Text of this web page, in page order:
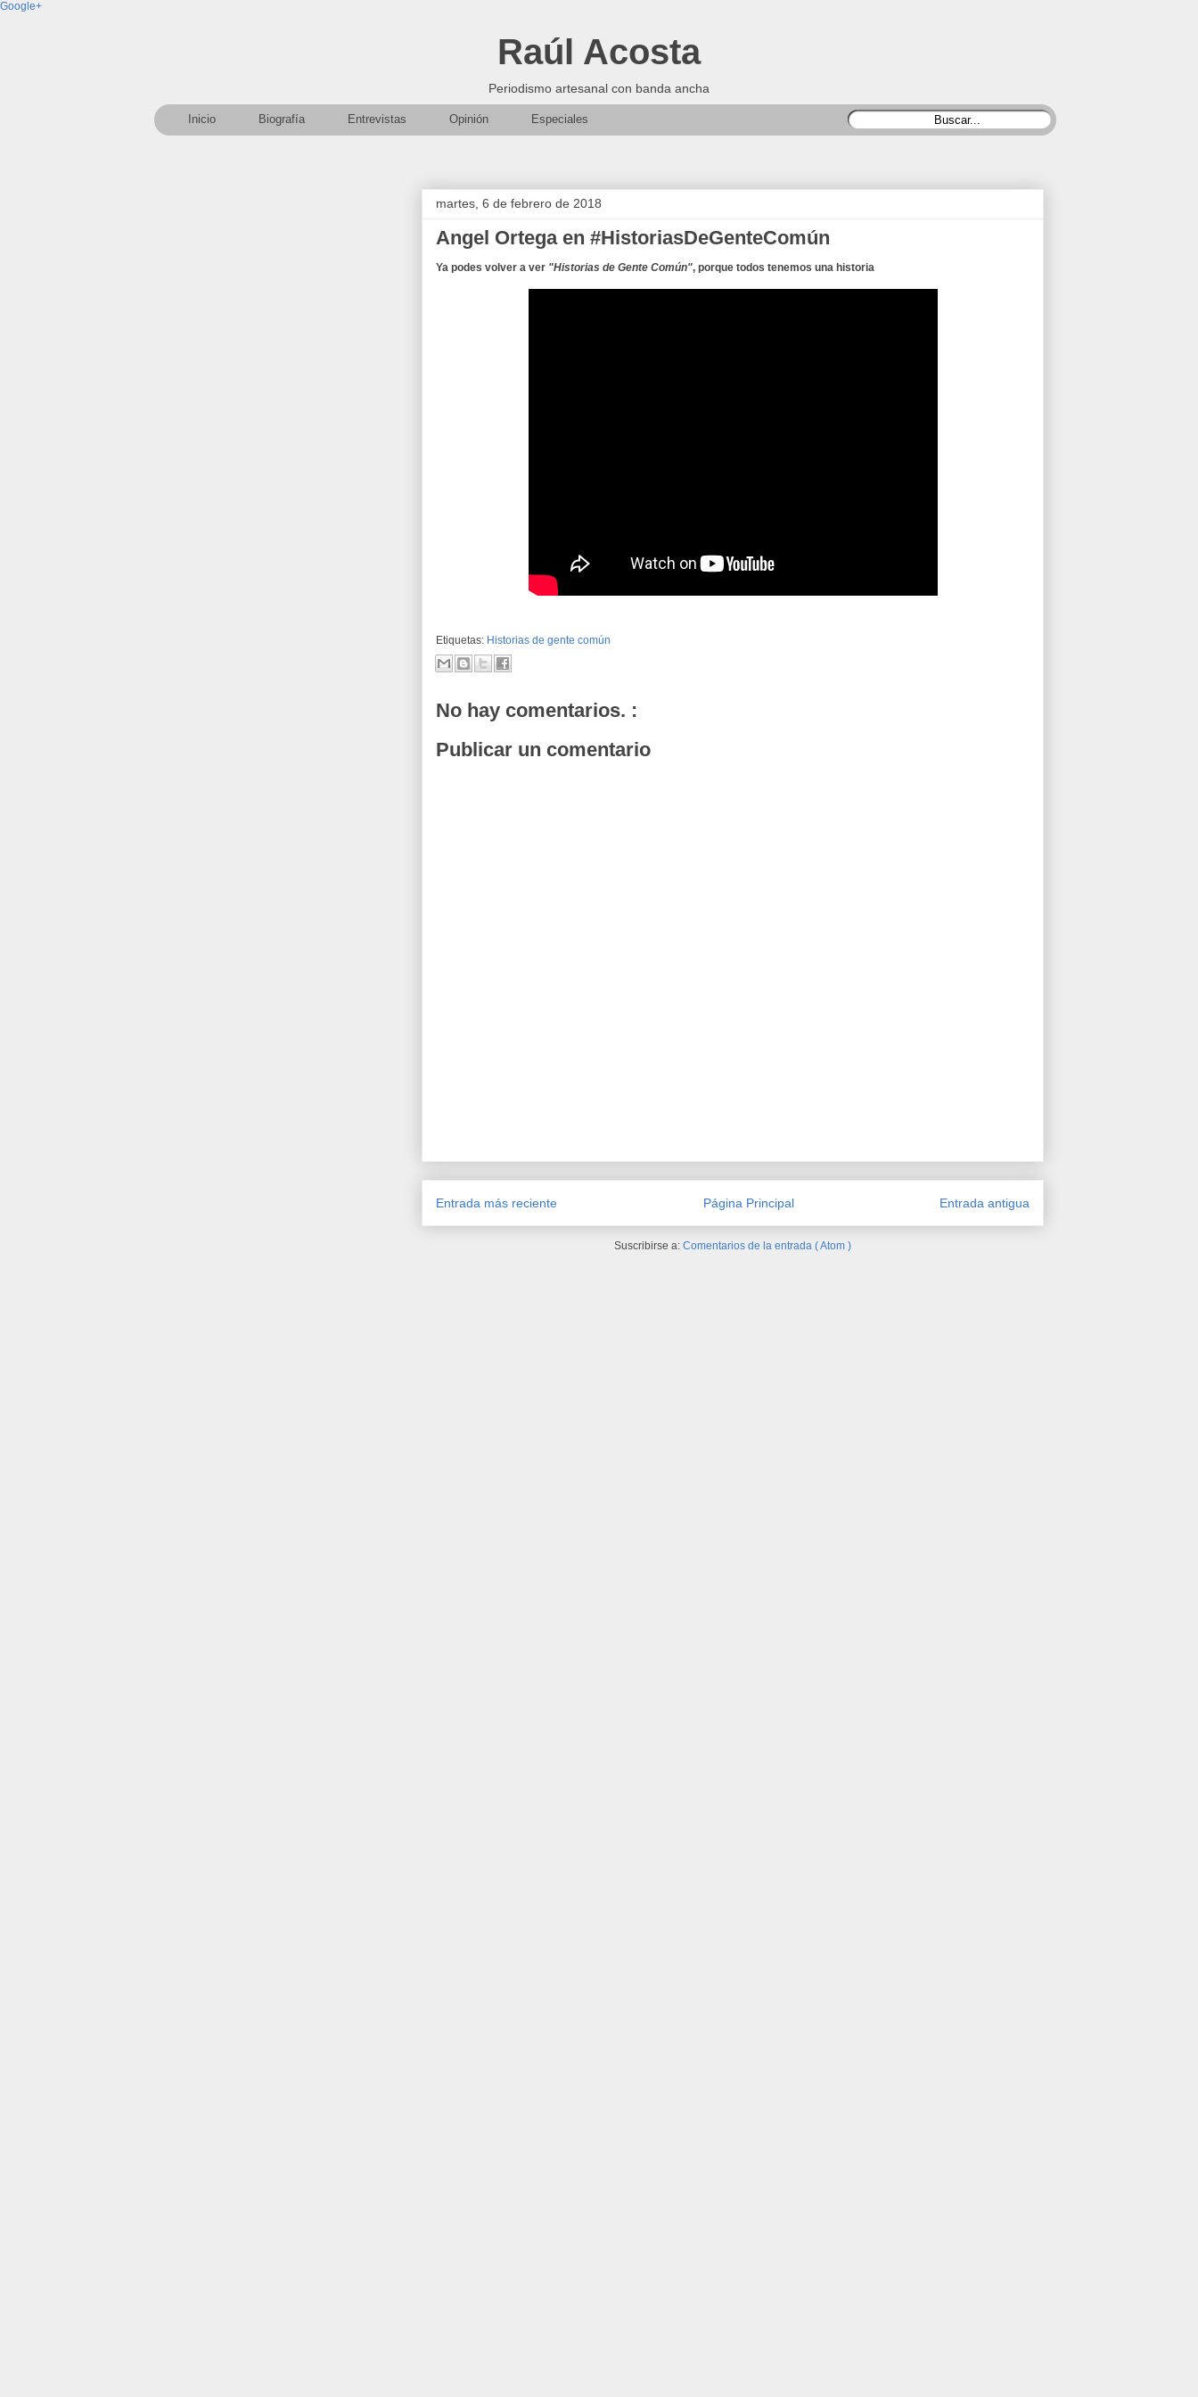
Google+
Raúl Acosta
Periodismo artesanal con banda ancha
Inicio Biografía Entrevistas Opinión Especiales
martes, 6 de febrero de 2018
Angel Ortega en #HistoriasDeGenteComún
Ya podes volver a ver "Historias de Gente Común", porque todos tenemos una historia
Etiquetas: Historias de gente común
No hay comentarios. :
Publicar un comentario
Entrada más reciente Entrada antigua
Página Principal
Suscribirse a: Comentarios de la entrada ( Atom )